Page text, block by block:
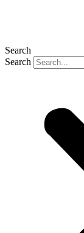
Search
Search